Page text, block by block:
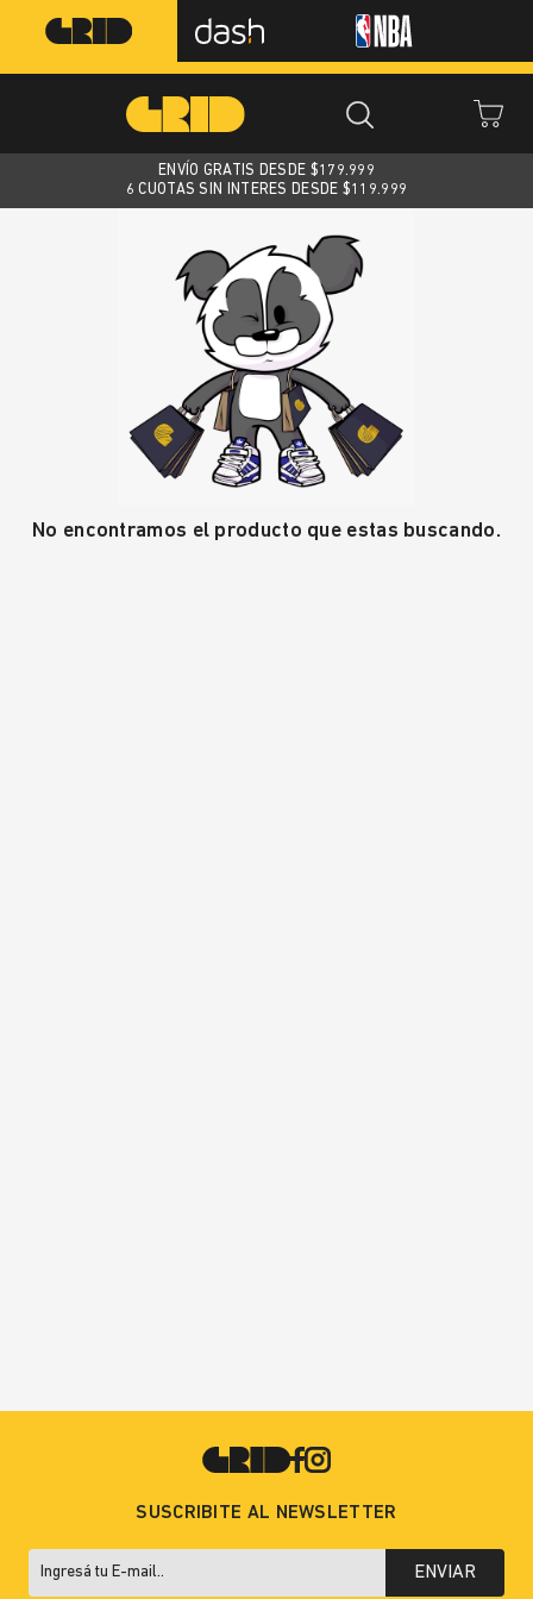
ENVÍO GRATIS DESDE $179.999
6 CUOTAS SIN INTERES DESDE $119.999
No encontramos el producto que estas buscando.
SUSCRIBITE AL NEWSLETTER
ENVIAR